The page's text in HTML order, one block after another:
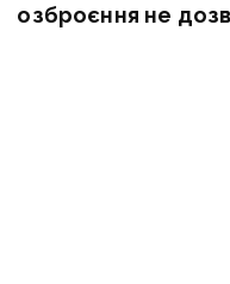
озброєння не